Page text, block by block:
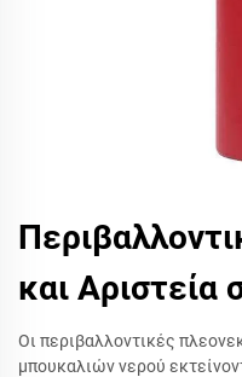
και
Οι περιβαλλοντικές
μπουκαλιών νερού